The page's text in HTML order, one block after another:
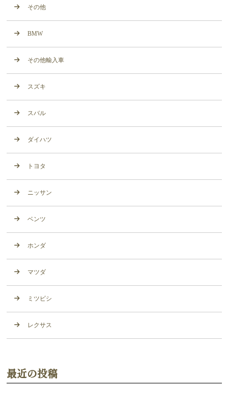
その他
BMW
その他輸入車
スズキ
スバル
ダイハツ
トヨタ
ニッサン
ベンツ
ホンダ
マツダ
ミツビシ
レクサス
最近の投稿